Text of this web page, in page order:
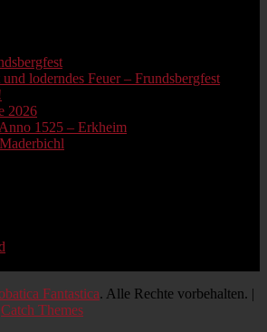
loderndes Feuer – Frundsbergfest
2026
1525 – Erkheim
Fantastica. Alle Rechte vorbehalten. |
Catch Themes